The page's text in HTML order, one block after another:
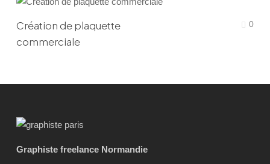
Création de plaquette
commerciale
0
Graphiste freelance Normandie